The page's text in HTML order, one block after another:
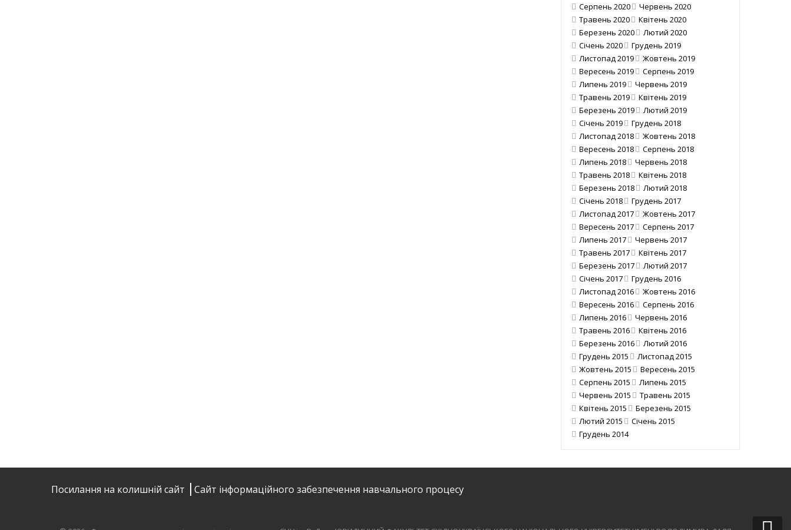
Серпень 2020
Червень 2020
Травень 2020
Квітень 2020
Березень 2020
Лютий 2020
Січень 2020
Грудень 2019
Листопад 2019
Жовтень 2019
Вересень 2019
Серпень 2019
Липень 2019
Червень 2019
Травень 2019
Квітень 2019
Березень 2019
Лютий 2019
Січень 2019
Грудень 2018
Листопад 2018
Жовтень 2018
Вересень 2018
Серпень 2018
Липень 2018
Червень 2018
Травень 2018
Квітень 2018
Березень 2018
Лютий 2018
Січень 2018
Грудень 2017
Листопад 2017
Жовтень 2017
Вересень 2017
Серпень 2017
Липень 2017
Червень 2017
Травень 2017
Квітень 2017
Березень 2017
Лютий 2017
Січень 2017
Грудень 2016
Листопад 2016
Жовтень 2016
Вересень 2016
Серпень 2016
Липень 2016
Червень 2016
Травень 2016
Квітень 2016
Березень 2016
Лютий 2016
Грудень 2015
Листопад 2015
Жовтень 2015
Вересень 2015
Серпень 2015
Липень 2015
Червень 2015
Травень 2015
Квітень 2015
Березень 2015
Лютий 2015
Січень 2015
Грудень 2014
Посилання на колишній сайт Сайт інформаційного забезпечення навчального процесу